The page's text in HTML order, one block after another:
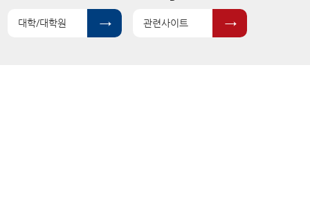
대학/대학원 관련사이트